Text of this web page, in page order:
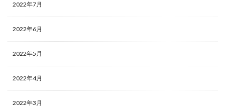
2022年7月
2022年6月
2022年5月
2022年4月
2022年3月